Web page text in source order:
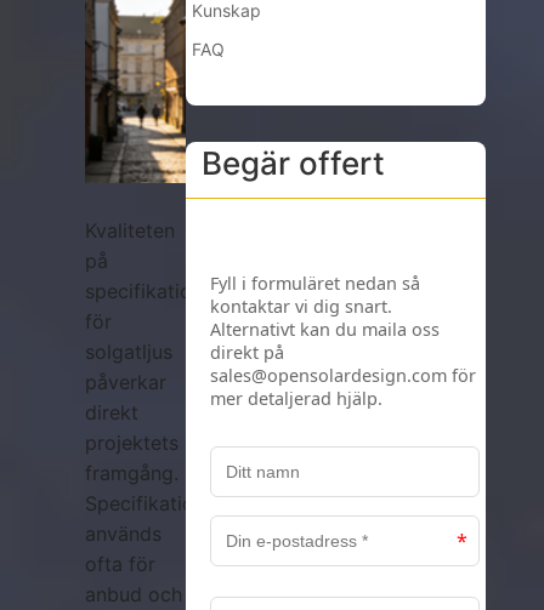
Kvaliteten
på
specifikationerna
för
solgatljus
påverkar
direkt
projektets
framgång.
Specifikationspaket
används
ofta för
anbud och
Kunskap
FAQ
Begär offert